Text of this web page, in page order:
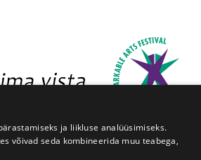
ja liikluse analüüsimiseks.
võivad seda kombineerida muu teabega,